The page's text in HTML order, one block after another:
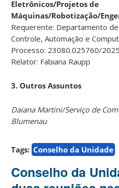
Eletrônicos/Projetos de
Máquinas/Robotização/
Requerente: Departamento
Controle, Automação e
Processo: 23080.025760/
Relator: Fabiana Raupp
3. Outros Assuntos
Daiana Martini/Serviço de
Blumenau
Tags: Conselho da Unidade
Conselho da